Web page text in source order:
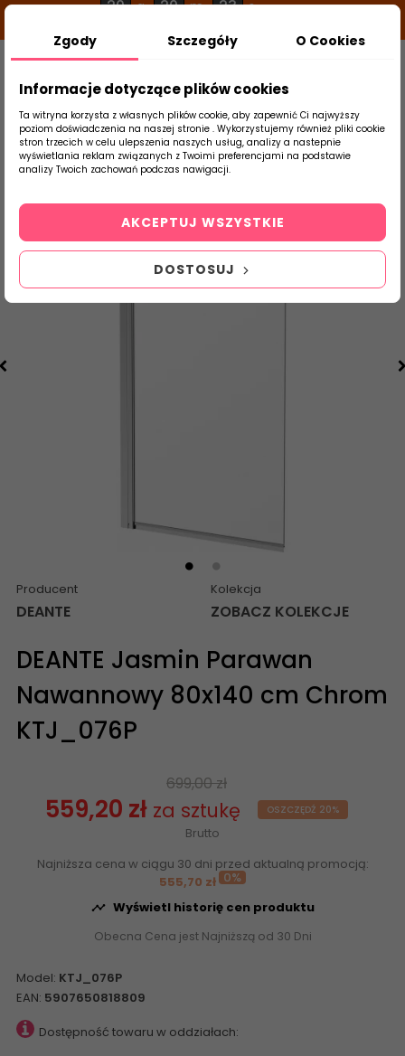
20 g 20 m 23 s
Szukaj
produktu
Strona Główna Armatura Prysznice
Producent
DEANTE
Kolekcja
ZOBACZ KOLEKCJE
DEANTE Jasmin Parawan
Nawannowy 80x140 cm Chrom
KTJ_076P
699,00 zł
559,20 zł za sztukę OSZCZĘDŹ 20%
Brutto
Najniższa cena w ciągu 30 dni przed aktualną promocją:
555,70 zł 0%
 Wyświetl historię cen produktu
Obecna Cena jest Najniższą od 30 Dni
Model: KTJ_076P
EAN: 5907650818809
Dostępność towaru w oddziałach:
Zgody Szczegóły O Cookies
Informacje dotyczące plików cookies
Ta witryna korzysta z własnych plików cookie, aby zapewnić Ci najwyższy
poziom doświadczenia na naszej stronie . Wykorzystujemy również pliki cookie
stron trzecich w celu ulepszenia naszych usług, analizy a nastepnie
wyświetlania reklam związanych z Twoimi preferencjami na podstawie
analizy Twoich zachowań podczas nawigacji.
DOSTOSUJ
AKCEPTUJ WSZYSTKIE